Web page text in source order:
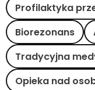
Profilaktyka
Biorezonans
Tradycyjna
Opieka nad